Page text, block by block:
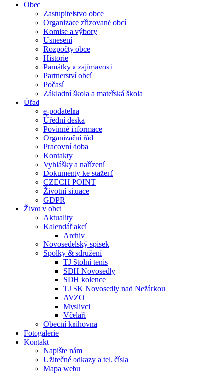
Obec
Zastupitelstvo obce
Organizace zřizované obcí
Komise a výbory
Usnesení
Rozpočty obce
Historie
Památky a zajímavosti
Partnerství obcí
Počasí
Základní škola a mateřská škola
Úřad
e-podatelna
Úřední deska
Povinné informace
Organizační řád
Pracovní doba
Kontakty
Vyhlášky a nařízení
Dokumenty ke stažení
CZECH POINT
Životní situace
GDPR
Život v obci
Aktuality
Kalendář akcí
Archiv
Novosedelský spisek
Spolky & sdružení
TJ Stolní tenis
SDH Novosedly
SDH kolence
TJ SK Novosedly nad Nežárkou
AVZO
Myslivci
Včelaři
Obecní knihovna
Fotogalerie
Kontakt
Napište nám
Užitečné odkazy a tel. čísla
Mapa webu